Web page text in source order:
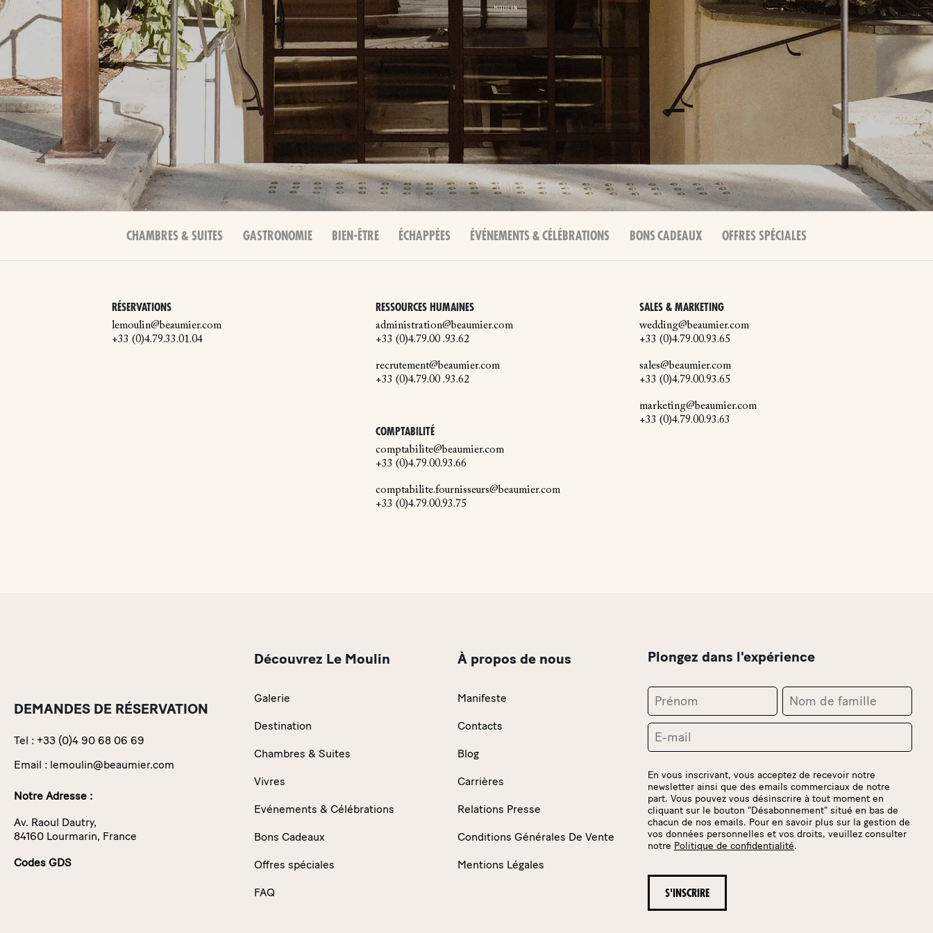
CHAMBRES & SUITES GASTRONOMIE BIEN-ÊTRE ÉCHAPPÉES ÉVÉNEMENTS & CÉLÉBRATIONS BONS CADEAUX OFFRES SPÉCIALES
RÉSERVATIONS
lemoulin@beaumier.com
+33 (0)4.79.33.01.04
RESSOURCES HUMAINES
administration@beaumier.com
+33 (0)4.79.00 .93.62
recrutement@beaumier.com
+33 (0)4.79.00 .93.62
COMPTABILITÉ
comptabilite@beaumier.com
+33 (0)4.79.00.93.66
comptabilite.fournisseurs@beaumier.com
+33 (0)4.79.00.93.75
SALES & MARKETING
wedding@beaumier.com
+33 (0)4.79.00.93.65
sales@beaumier.com
+33 (0)4.79.00.93.65
marketing@beaumier.com
+33 (0)4.79.00.93.63
DEMANDES DE RÉSERVATION
Tel : +33 (0)4 90 68 06 69
Email : lemoulin@beaumier.com
Notre Adresse :
Av. Raoul Dautry,
84160 Lourmarin, France
Codes GDS
Découvrez Le Moulin
Galerie
Destination
Chambres & Suites
Vivres
Evénements & Célébrations
Bons Cadeaux
Offres spéciales
FAQ
À propos de nous
Manifeste
Contacts
Blog
Carrières
Relations Presse
Conditions Générales De Vente
Mentions Légales
Plongez dans l'expérience
En vous inscrivant, vous acceptez de recevoir notre
newsletter ainsi que des emails commerciaux de notre
part. Vous pouvez vous désinscrire à tout moment en
cliquant sur le bouton "Désabonnement" situé en bas de
chacun de nos emails. Pour en savoir plus sur la gestion de
vos données personnelles et vos droits, veuillez consulter
notre Politique de confidentialité.